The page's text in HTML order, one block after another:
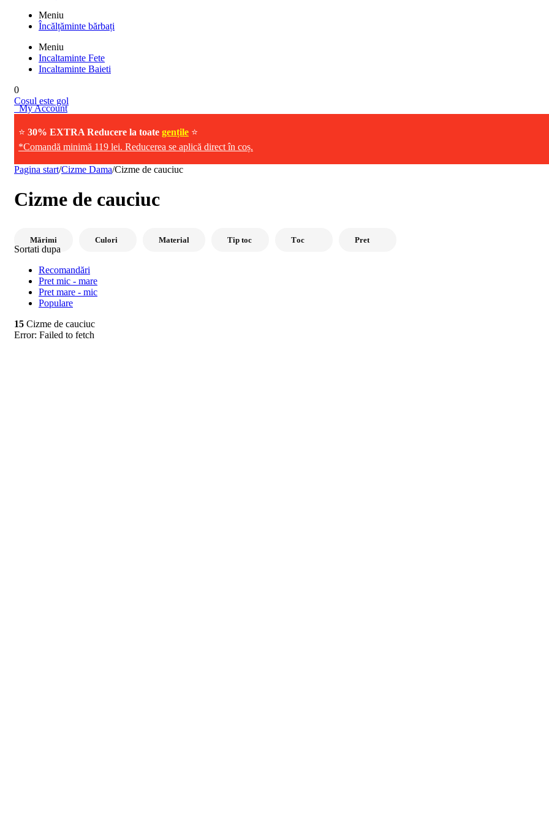
Meniu
Încălțăminte bărbați
Meniu
Incaltaminte Fete
Incaltaminte Baieti
0
Cosul este gol
My Account
⭐ 30% EXTRA Reducere la toate gențile ⭐
*Comandă minimă 119 lei. Reducerea se aplică direct în coș.
Pagina start/Cizme Dama/Cizme de cauciuc
Cizme de cauciuc
Mărimi Culori Material Tip toc Tоc Pret
Sortati dupa
Recomandări
Pret mic - mare
Pret mare - mic
Populare
15 Cizme de cauciuc
Error: Failed to fetch